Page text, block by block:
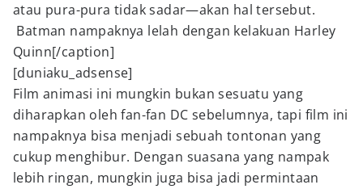
atau pura-pura tidak sadar—akan hal tersebut.
Batman nampaknya lelah dengan kelakuan Harley
Quinn[/caption]
[duniaku_adsense]
Film animasi ini mungkin bukan sesuatu yang
diharapkan oleh fan-fan DC sebelumnya, tapi film ini
nampaknya bisa menjadi sebuah tontonan yang
cukup menghibur. Dengan suasana yang nampak
lebih ringan, mungkin juga bisa jadi permintaan